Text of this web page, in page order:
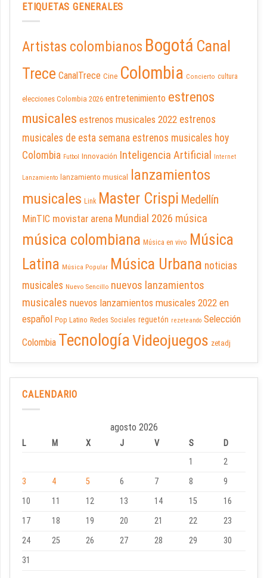
ETIQUETAS GENERALES
Artistas colombianos Bogotá Canal
Trece CanalTrece Cine Colombia Concierto cultura
elecciones Colombia 2026 entretenimiento estrenos
musicales estrenos musicales 2022 estrenos
musicales de esta semana estrenos musicales hoy
Colombia Futbol Innovación Inteligencia Artificial Internet
Lanzamiento lanzamiento musical
lanzamientos
musicales Link Master Crispi Medellín
MinTIC movistar arena Mundial 2026 música
música colombiana Música en vivo Música
Latina Música Popular Música Urbana noticias
musicales Nuevo Sencillo nuevos lanzamientos
musicales nuevos lanzamientos musicales 2022 en
español Pop Latino Redes Sociales reguetón rezeteando Selección
Colombia TecnologíaVideojuegos zetadj
CALENDARIO
agosto 2026
L M X J V S
D
1
2
3
4 5 6 7 8
9
10
11 12 13 14 15
16
17
18 19 20 21 22
23
24
25 26 27 28 29
30
31